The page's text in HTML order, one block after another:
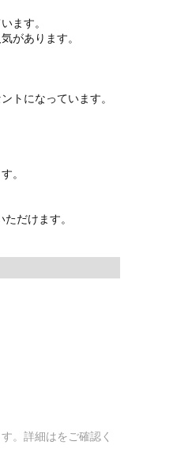
ます。
があります。
トになっています。
。
だけます。
。詳細はをご確認く